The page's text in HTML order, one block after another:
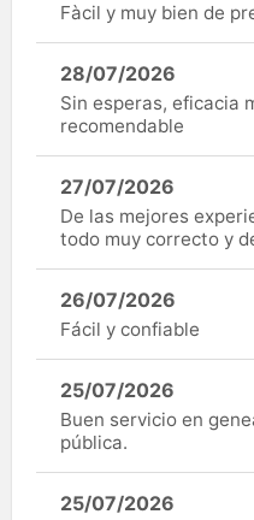
Fàcil y muy bien de
28/07/2026
Sin esperas, eficacia
recomendable
27/07/2026
De las mejores
todo muy correcto y
26/07/2026
Fácil y confiable
25/07/2026
Buen servicio en
pública.
25/07/2026